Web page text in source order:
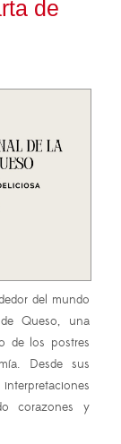
de
del mundo
Queso, una
de los postres
Desde sus
corazones y